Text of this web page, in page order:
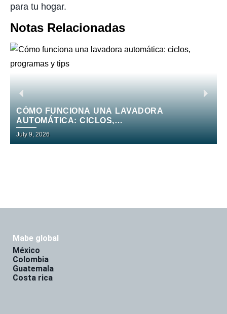
para tu hogar.
Notas Relacionadas
CÓMO FUNCIONA UNA LAVADORA
AUTOMÁTICA: CICLOS,
PROGRAMAS Y TIPS
July 9, 2026
mabe global
méxico
colombia
guatemala
costa rica